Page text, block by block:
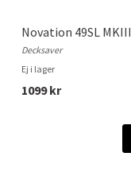
Novation 49SL MKIII
Decksaver
Ej i lager
1099 kr